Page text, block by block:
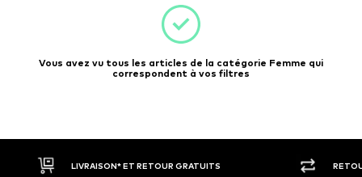
Vous avez vu tous les articles de la catégorie Femme qui
correspondent à vos filtres
RETOUR SOUS 30 JOURS